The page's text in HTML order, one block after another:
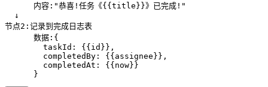
      内容:"恭喜!任务《{{title}}》已完成!"
  ↓
节点2:记录到完成日志表
      数据:{
        taskId: {{id}},
        completedBy: {{assignee}},
        completedAt: {{now}}